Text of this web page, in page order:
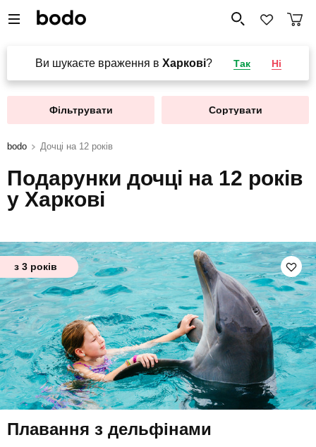
Ви шукаєте враження в Харкові? Так Ні
Фільтрувати Сортувати
bodo Дочці на 12 років
Подарунки дочці на 12 років
у Харкові
з 3 років
Плавання з дельфінами